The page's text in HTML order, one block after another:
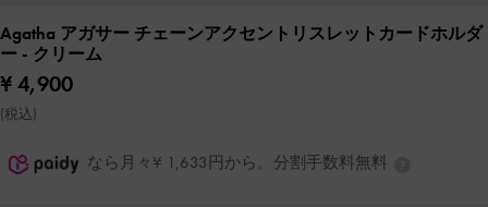
Agatha アガサー チェーンアクセントリスレットカードホルダ
ー - クリーム
¥ 4,900
(税込)
なら月々¥ 1,633円から。分割手数料無料